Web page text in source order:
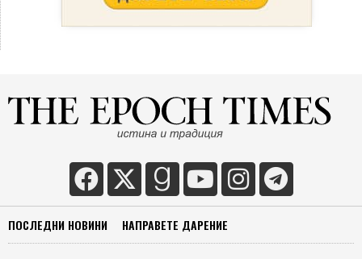
ПОСЛЕДНИ НОВИНИ НАПРАВЕТЕ ДАРЕНИЕ